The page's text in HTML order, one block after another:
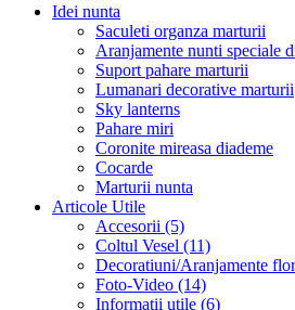
Idei nunta
Saculeti organza marturii
Aranjamente nunti speciale
Suport pahare marturii
Lumanari decorative marturii
Sky lanterns
Pahare miri
Coronite mireasa diademe
Cocarde
Marturii nunta
Articole Utile
Accesorii (5)
Coltul Vesel (11)
Decoratiuni/Aranjamente
Foto-Video (14)
Informatii utile (6)